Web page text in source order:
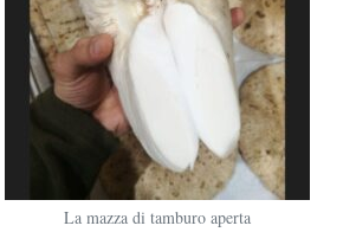
La mazza di tamburo aperta